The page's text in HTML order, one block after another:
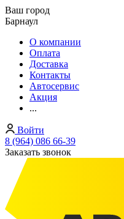
Ваш город
Барнаул
О компании
Оплата
Доставка
Контакты
Автосервис
Акция
...
Войти
8 (964) 086 66-39
Заказать звонок